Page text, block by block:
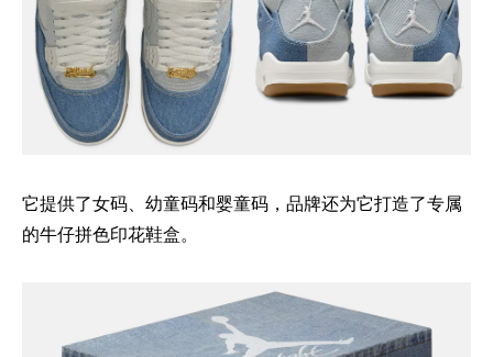
它提供了女码、幼童码和婴童码，品牌还为它打造了专属
的牛仔拼色印花鞋盒。